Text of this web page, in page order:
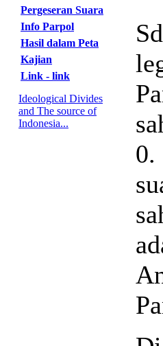
Pergeseran Suara
Info Parpol
Hasil dalam Peta
Kajian
Link - link
Ideological Divides
and The source of
Indonesia...
0.